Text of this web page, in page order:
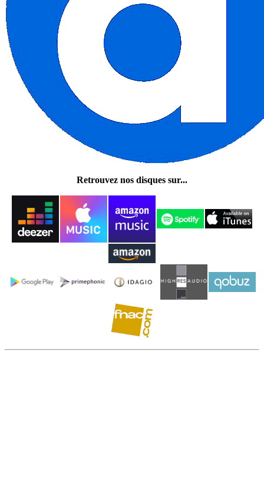
Retrouvez nos disques sur...